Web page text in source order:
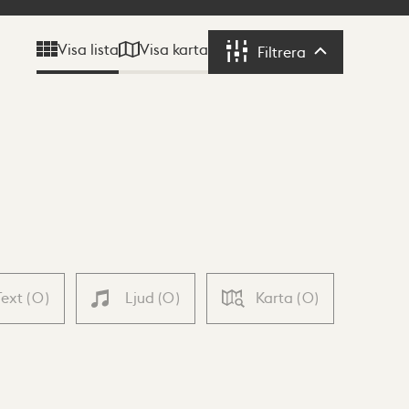
Visa lista Visa karta Filtrera Filtrera
(0) Ljud (0) Karta (0)